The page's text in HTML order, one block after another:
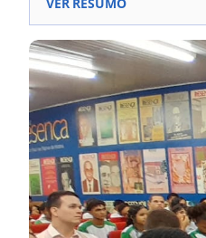
O Conselho Estadual
para alunos do CETI,
iniciativas culturais,
fortalecer a educação
reconhecimento do
Nacional dos Comitês